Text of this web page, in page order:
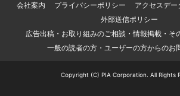
会社案内
プライバシーポリシー
アクセスデ
外部送信ポリシー
広告出稿・お取り組みのご相談・情報掲載・そ
一般の読者の方・ユーザーの方からのお
Copyright (C) PIA Corporation. All Rights